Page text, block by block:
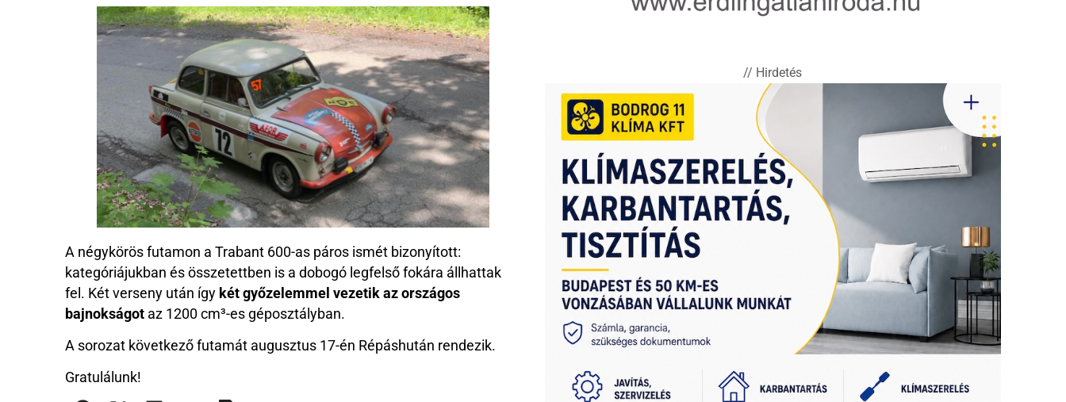
A négykörös futamon a Trabant 600-as páros ismét bizonyított:
kategóriájukban és összetettben is a dobogó legfelső fokára állhattak
fel. Két verseny után így két győzelemmel vezetik az országos
bajnokságot az 1200 cm³-es géposztályban.
A sorozat következő futamát augusztus 17-én Répáshután rendezik.
Gratulálunk!
// Hirdetés